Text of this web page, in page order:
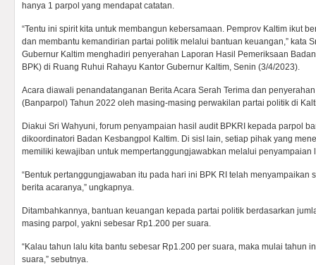
hanya 1 parpol yang mendapat catatan.
“Tentu ini spirit kita untuk membangun kebersamaan. Pemprov Kaltim ikut
dan membantu kemandirian partai politik melalui bantuan keuangan,” kata
Gubernur Kaltim menghadiri penyerahan Laporan Hasil Pemeriksaan
BPK) di Ruang Ruhui Rahayu Kantor Gubernur Kaltim, Senin (3/4/2023).
Acara diawali penandatanganan Berita Acara Serah Terima dan
(Banparpol) Tahun 2022 oleh masing-masing perwakilan partai politik di
Diakui Sri Wahyuni, forum penyampaian hasil audit BPKRI kepada parpol
dikoordinatori Badan Kesbangpol Kaltim. Di sisI lain, setiap pihak yang
memiliki kewajiban untuk mempertanggungjawabkan melalui penyampaian
“Bentuk pertanggungjawaban itu pada hari ini BPK RI telah menyampaikan
berita acaranya,” ungkapnya.
Ditambahkannya, bantuan keuangan kepada partai politik berdasarkan
masing parpol, yakni sebesar Rp1.200 per suara.
“Kalau tahun lalu kita bantu sebesar Rp1.200 per suara, maka mulai tahun
suara,” sebutnya.